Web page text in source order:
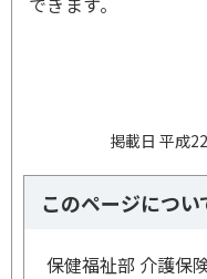
掲載日 平成
このページにつ
保健福祉部 介護保